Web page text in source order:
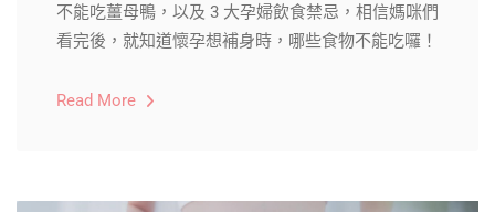
不能吃薑母鴨，以及 3 大孕婦飲食禁忌，相信媽咪們
看完後，就知道懷孕想補身時，哪些食物不能吃囉！
Read More